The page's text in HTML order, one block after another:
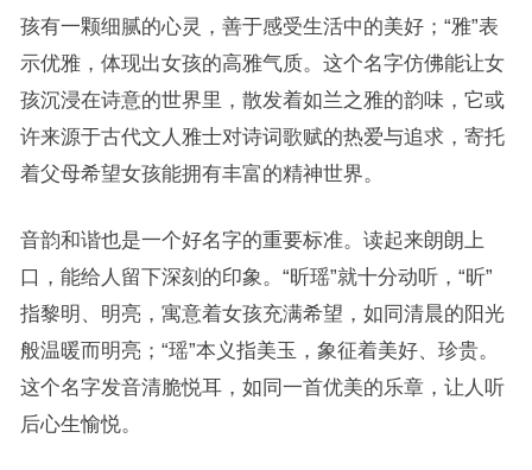
孩有一颗细腻的心灵，善于感受生活中的美好；“雅”表
示优雅，体现出女孩的高雅气质。这个名字仿佛能让女
孩沉浸在诗意的世界里，散发着如兰之雅的韵味，它或
许来源于古代文人雅士对诗词歌赋的热爱与追求，寄托
着父母希望女孩能拥有丰富的精神世界。
音韵和谐也是一个好名字的重要标准。读起来朗朗上
口，能给人留下深刻的印象。“昕瑶”就十分动听，“昕”
指黎明、明亮，寓意着女孩充满希望，如同清晨的阳光
般温暖而明亮；“瑶”本义指美玉，象征着美好、珍贵。
这个名字发音清脆悦耳，如同一首优美的乐章，让人听
后心生愉悦。